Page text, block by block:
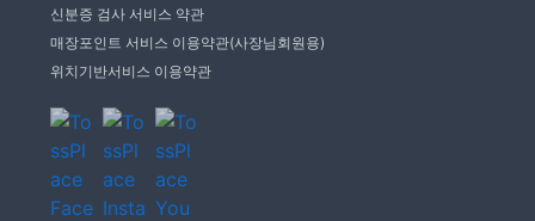
신분증 검사 서비스 약관
매장포인트 서비스 이용약관(사장님회원용)
위치기반서비스 이용약관